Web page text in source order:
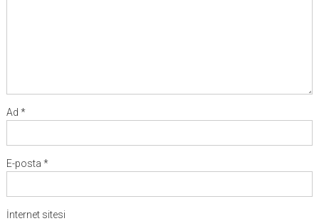
Ad *
E-posta *
İnternet sitesi